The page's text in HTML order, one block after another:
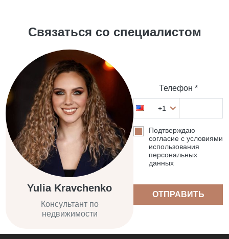
Связаться со специалистом
Yulia Kravchenko
Консультант по
недвижимости
Телефон *
+1
Подтверждаю
согласие с условиями
использования
персональных
данных
ОТПРАВИТЬ